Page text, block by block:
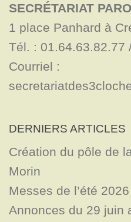
SECRÉTARIAT
1 place Panhard à
Tél. : 01.64.63.82.77
Courriel :
DERNIERS ARTICLES
Création du pôle de
Morin
Messes de l’été 2026
Annonces du 29 juin